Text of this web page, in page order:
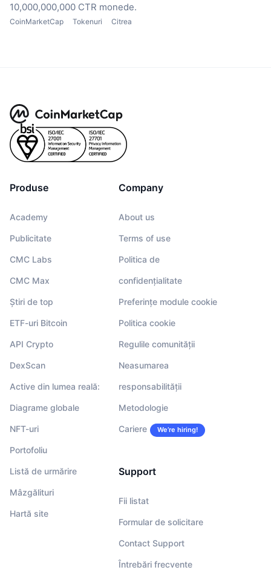
10,000,000,000 CTR monede.
CoinMarketCap Tokenuri Citrea
Produse
Academy
Publicitate
CMC Labs
CMC Max
Știri de top
ETF-uri Bitcoin
API Crypto
DexScan
Active din lumea reală:
Diagrame globale
NFT-uri
Portofoliu
Listă de urmărire
Mâzgălituri
Hartă site
Company
About us
Terms of use
Politica de
confidențialitate
Preferințe module cookie
Politica cookie
Regulile comunității
Neasumarea
responsabilității
Metodologie
Cariere We’re hiring!
Support
Fii listat
Formular de solicitare
Contact Support
Întrebări frecvente